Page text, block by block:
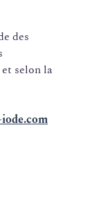
des
selon la